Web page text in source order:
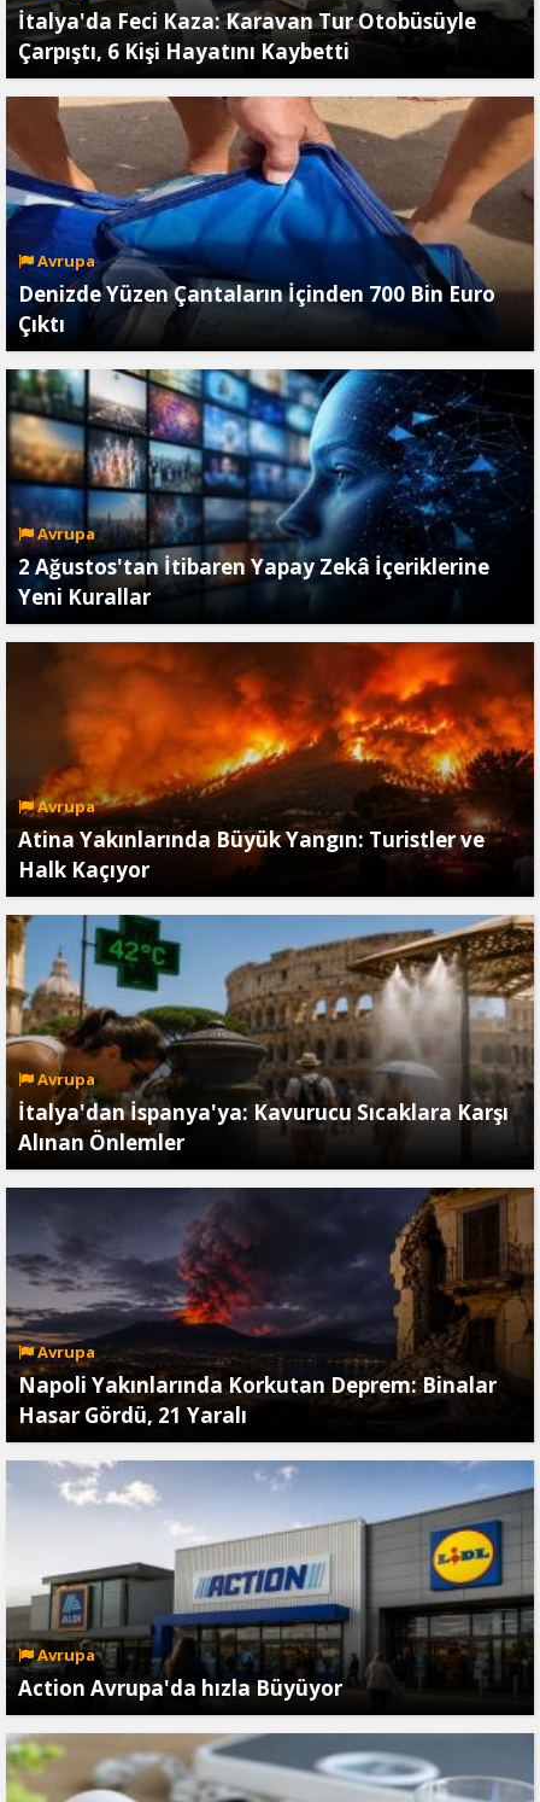
İtalya'da Feci Kaza: Karavan Tur Otobüsüyle
Çarpıştı, 6 Kişi Hayatını Kaybetti
Avrupa
Denizde Yüzen Çantaların İçinden 700 Bin Euro
Çıktı
Avrupa
2 Ağustos'tan İtibaren Yapay Zekâ İçeriklerine
Yeni Kurallar
Avrupa
Atina Yakınlarında Büyük Yangın: Turistler ve
Halk Kaçıyor
Avrupa
İtalya'dan İspanya'ya: Kavurucu Sıcaklara Karşı
Alınan Önlemler
Avrupa
Napoli Yakınlarında Korkutan Deprem: Binalar
Hasar Gördü, 21 Yaralı
Avrupa
Action Avrupa'da hızla Büyüyor